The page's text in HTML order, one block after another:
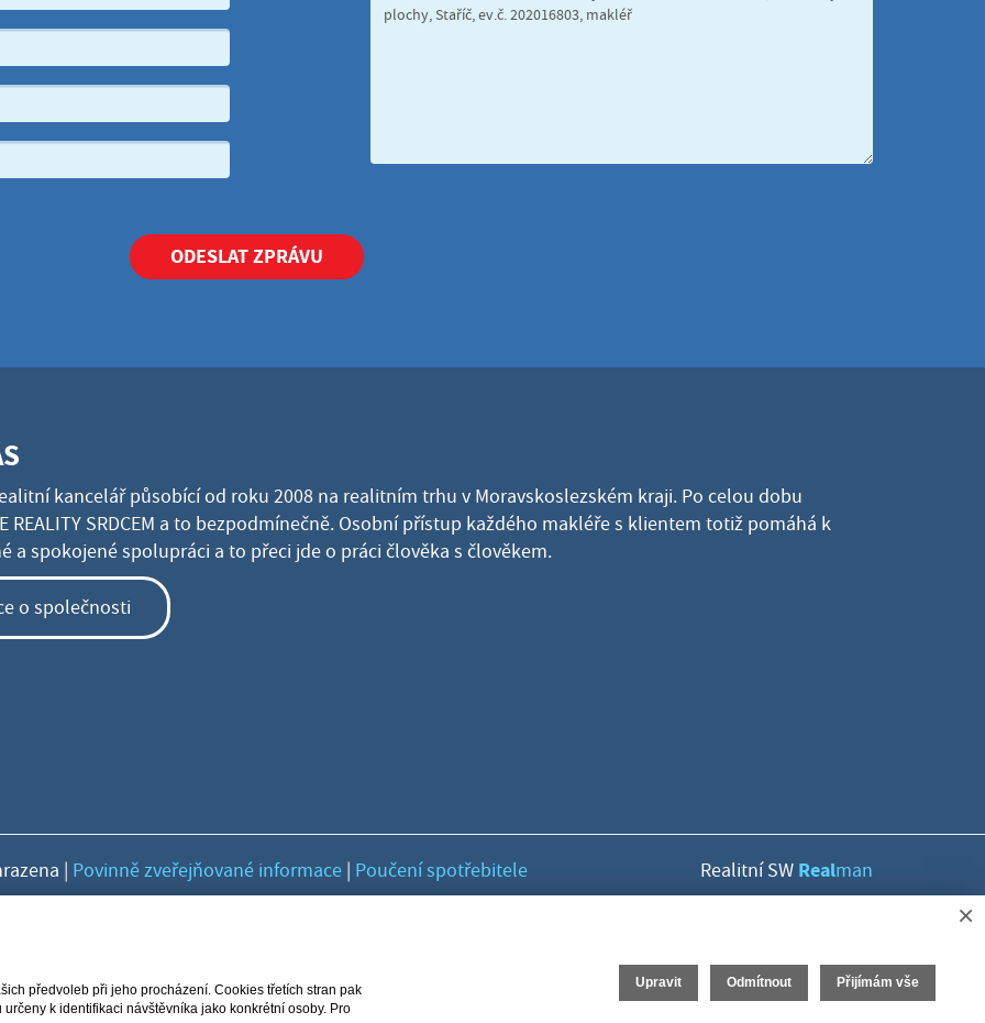
ODESLAT ZPRÁVU
kancelář působící od roku 2008 na realitním trhu v Moravskoslezském kraji. Po celou dobu
REALITY SRDCEM a to bezpodmínečně. Osobní přístup každého makléře s klientem totiž pomáhá k
a spokojené spolupráci a to přeci jde o práci člověka s člověkem.
o společnosti
| Povinně zveřejňované informace | Poučení spotřebitele Realitní SW Realman
×
předvoleb při jeho procházení. Cookies třetích stran pak
k identifikaci návštěvníka jako konkrétní osoby. Pro
Upravit Odmítnout Přijímám vše